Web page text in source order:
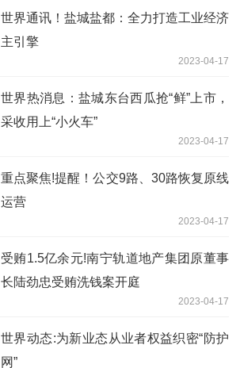
世界通讯！盐城盐都：全力打造工业经济
主引擎
2023-04-17
世界热消息：盐城东台西瓜抢“鲜”上市，
采收用上“小火车”
2023-04-17
重点聚焦!提醒！公交9路、30路恢复原线
运营
2023-04-17
受贿1.5亿余元!南宁轨道地产集团原董事
长陆劲忠受贿洗钱案开庭
2023-04-17
世界动态:为新业态从业者权益织密“防护
网”